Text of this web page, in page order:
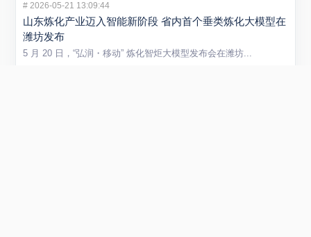
#2026-05-21 13:09:44
山东炼化产业迈入智能新阶段 省内首个垂类炼化大模型在
潍坊发布
5 月 20 日，“弘润・移动” 炼化智炬大模型发布会在潍坊...